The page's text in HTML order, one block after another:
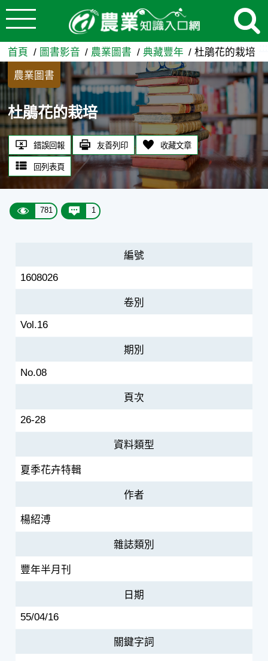
跳到主要內容
杜鵑花的栽培 - 農業知識入口
首頁 圖書影音 農業圖書 典藏豐年 杜鵑花的栽培
農業圖書
杜鵑花的栽培
錯誤回報 友善列印 收藏文章
回列表頁
781 1
編號
1608026
卷別
Vol.16
期別
No.08
頁次
26-28
資料類型
夏季花卉特輯
作者
楊紹溥
雜誌類別
豐年半月刊
日期
55/04/16
關鍵字詞